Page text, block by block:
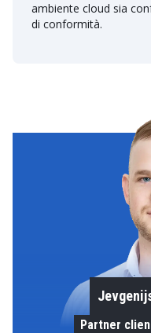
ambiente cloud sia
di conformità.
Partner